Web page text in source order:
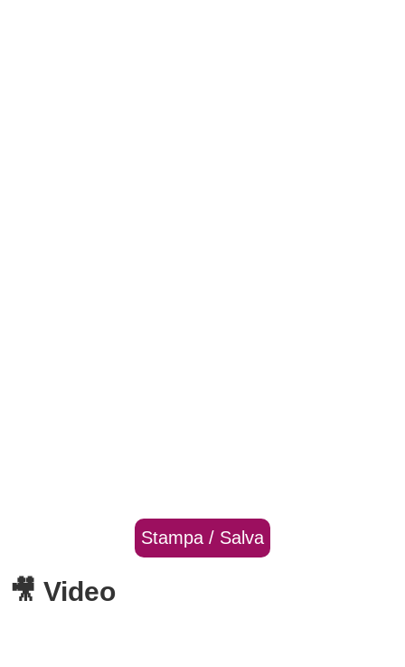
Stampa / Salva
🎥 Video